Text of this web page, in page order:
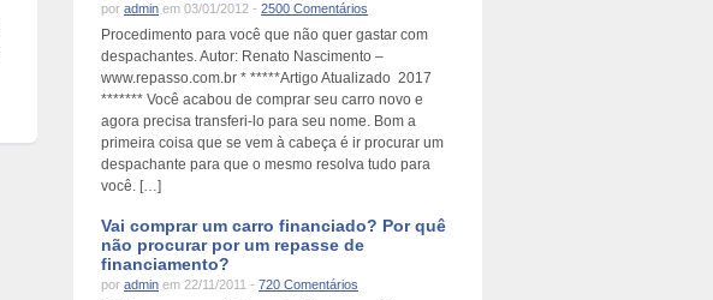
por admin em 03/01/2012 - 2500 Comentários
Procedimento para você que não quer gastar com
despachantes. Autor: Renato Nascimento –
www.repasso.com.br * *****Artigo Atualizado 2017
******* Você acabou de comprar seu carro novo e
agora precisa transferi-lo para seu nome. Bom a
primeira coisa que se vem à cabeça é ir procurar um
despachante para que o mesmo resolva tudo para
você. […]
Vai comprar um carro financiado? Por quê
não procurar por um repasse de
financiamento?
por admin em 22/11/2011 - 720 Comentários